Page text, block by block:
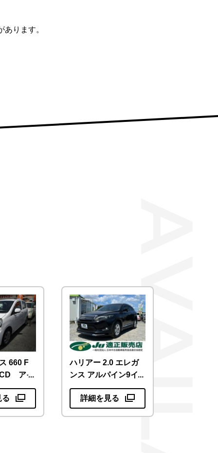
ります。
660 F
アイ
ップ
る
ハリアー 2.0 エレガ
ンス アルパイン9イ
ンチナビ TV
詳細を見る